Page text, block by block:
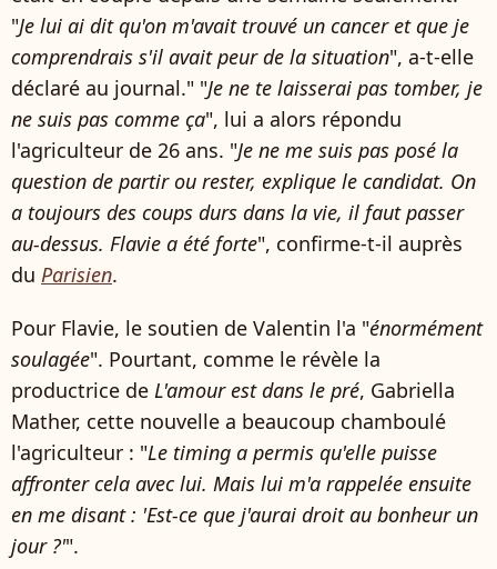
"Je lui ai dit qu'on m'avait trouvé un cancer et que je
comprendrais s'il avait peur de la situation", a-t-elle
déclaré au journal." "Je ne te laisserai pas tomber, je
ne suis pas comme ça", lui a alors répondu
l'agriculteur de 26 ans. "Je ne me suis pas posé la
question de partir ou rester, explique le candidat. On
a toujours des coups durs dans la vie, il faut passer
au-dessus. Flavie a été forte", confirme-t-il auprès
du Parisien.
Pour Flavie, le soutien de Valentin l'a "énormément
soulagée". Pourtant, comme le révèle la
productrice de L'amour est dans le pré, Gabriella
Mather, cette nouvelle a beaucoup chamboulé
l'agriculteur : "Le timing a permis qu'elle puisse
affronter cela avec lui. Mais lui m'a rappelée ensuite
en me disant : 'Est-ce que j'aurai droit au bonheur un
jour ?'".